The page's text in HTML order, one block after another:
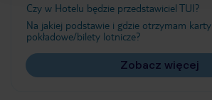
Czy w Hotelu będzie przedstawiciel TUI?
Na jakiej podstawie i gdzie otrzymam karty
pokładowe/bilety lotnicze?
Zobacz więcej